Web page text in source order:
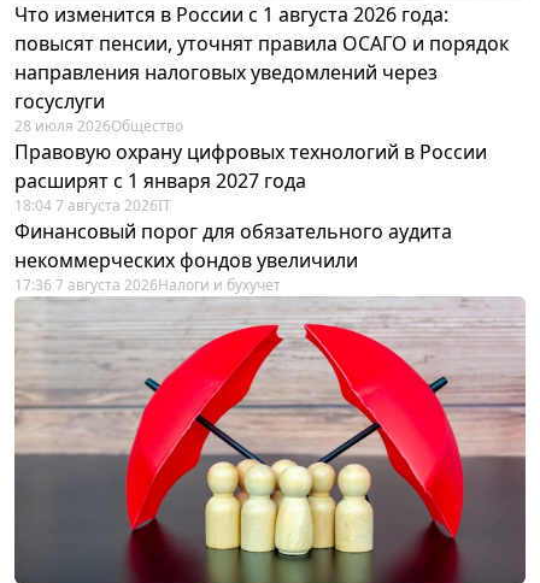
Что изменится в России с 1 августа 2026 года:
повысят пенсии, уточнят правила ОСАГО и порядок
направления налоговых уведомлений через
госуслуги
28 июля 2026Общество
Правовую охрану цифровых технологий в России
расширят с 1 января 2027 года
18:04 7 августа 2026IT
Финансовый порог для обязательного аудита
некоммерческих фондов увеличили
17:36 7 августа 2026Налоги и бухучет